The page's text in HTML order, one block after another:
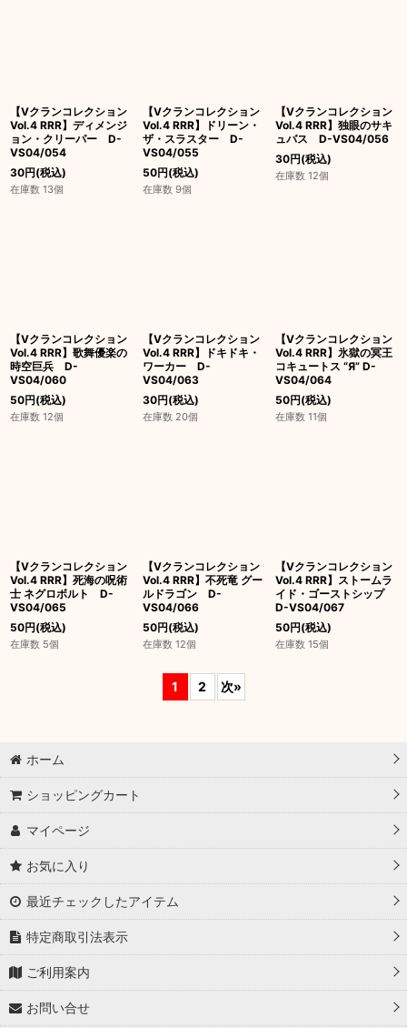
【Vクランコレクション
Vol.4 RRR】ディメンジ
ョン・クリーパー D-
VS04/054
30円(税込)
在庫数 13個
【Vクランコレクション
Vol.4 RRR】ドリーン・
ザ・スラスター D-
VS04/055
50円(税込)
在庫数 9個
【Vクランコレクション
Vol.4 RRR】独眼のサキ
ュバス D-VS04/056
30円(税込)
在庫数 12個
【Vクランコレクション
Vol.4 RRR】歌舞優楽の
時空巨兵 D-
VS04/060
50円(税込)
在庫数 12個
【Vクランコレクション
Vol.4 RRR】ドキドキ・
ワーカー D-
VS04/063
30円(税込)
在庫数 20個
【Vクランコレクション
Vol.4 RRR】氷獄の冥王
コキュートス “Я” D-
VS04/064
50円(税込)
在庫数 11個
【Vクランコレクション
Vol.4 RRR】死海の呪術
士 ネグロボルト D-
VS04/065
50円(税込)
在庫数 5個
【Vクランコレクション
Vol.4 RRR】不死竜 グー
ルドラゴン D-
VS04/066
50円(税込)
在庫数 12個
【Vクランコレクション
Vol.4 RRR】ストームラ
イド・ゴーストシップ
D-VS04/067
50円(税込)
在庫数 15個
1 2 次»
ホーム
ショッピングカート
マイページ
お気に入り
最近チェックしたアイテム
特定商取引法表示
ご利用案内
お問い合せ